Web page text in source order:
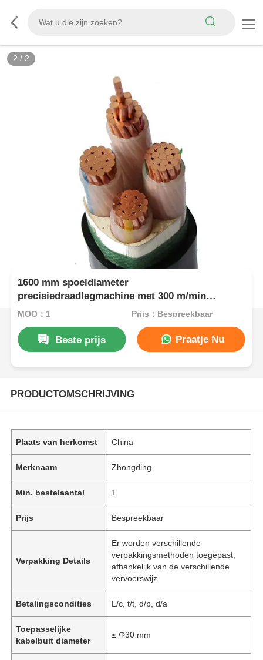
2 / 2
1600 mm spoeldiameter
precisiedraadlegmachine met 300 m/min
opwindsnelheid
MOQ：1 Prijs：Bespreekbaar
Beste prijs Praatje Nu
PRODUCTOMSCHRIJVING
Plaats van herkomst China
Merknaam Zhongding
Min. bestelaantal 1
Prijs Bespreekbaar
Verpakking Details
Er worden verschillende
verpakkingsmethoden toegepast,
afhankelijk van de verschillende
vervoerswijz
Betalingscondities L/c, t/t, d/p, d/a
Toepasselijke
kabelbuit diameter
≤ Φ30 mm